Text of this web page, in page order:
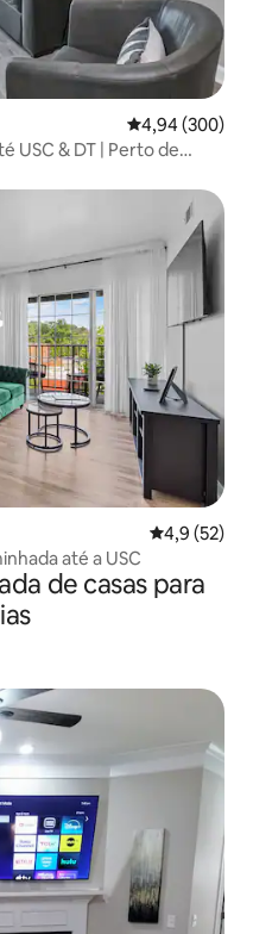
4,94 de uma
4,94 (300)
USC & DT | Perto de
4,9 de uma
4,9 (52)
até a USC
de casas para
hóspedes